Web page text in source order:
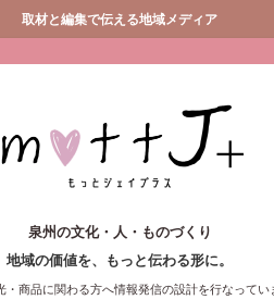
取材と編集で伝える地域メディア
泉州の文化・人・ものづくり
地域の価値を、もっと伝わる形に。
・商品に関わる方へ情報発信の設計を行なってい